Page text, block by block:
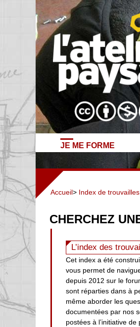
JE ME FORME
Accueil> Index de
CHERCHEZ
L’index des
Cet index a été
vous permet de
depuis 2012 sur le
sont réparties dans à
même aborder les
documentées par nos
postées à l’initiative